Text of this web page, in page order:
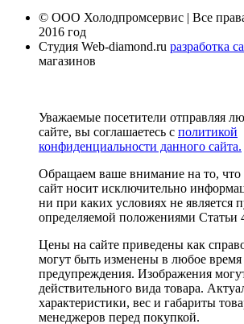
© ООО Холодпромсервис | Все
2016 год
Студия Web-diamond.ru разработка
магазинов
Уважаемые посетители отправляя
сайте, вы соглашаетесь с политикой
конфиденциальности данного сайта.
Обращаем ваше внимание на то,
сайт носит исключительно
ни при каких условиях не является
определяемой положениями
Цены на сайте приведены как
могут быть изменены в любое время
предупреждения. Изображения
действительного вида товара.
характеристики, вес и габариты
менеджеров перед покупкой.